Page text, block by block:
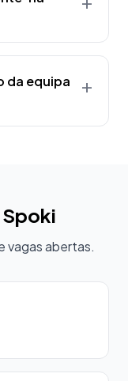
da equipa
+
vagas abertas.